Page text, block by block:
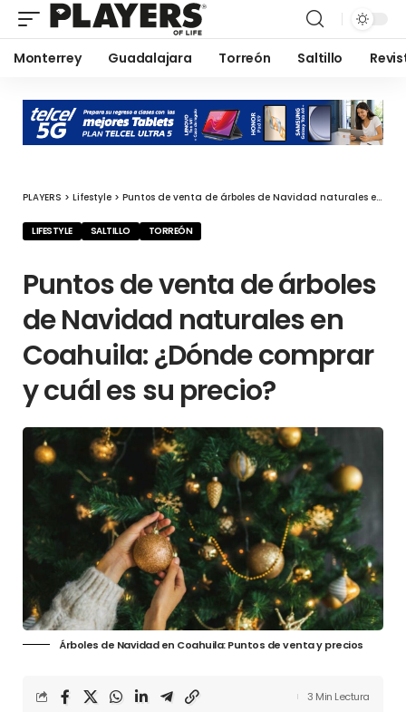
Monterrey Guadalajara Torreón Saltillo
PLAYERS > Lifestyle > Puntos de venta de árboles de Navidad naturales en Coahuila: ¿Dónde comprar y cuál es su precio?
LIFESTYLE SALTILLO TORREÓN
Puntos de venta de árboles
de Navidad naturales en
Coahuila: ¿Dónde comprar
y cuál es su precio?
Árboles de Navidad en Coahuila: Puntos de venta y precios
3 Min Lectura